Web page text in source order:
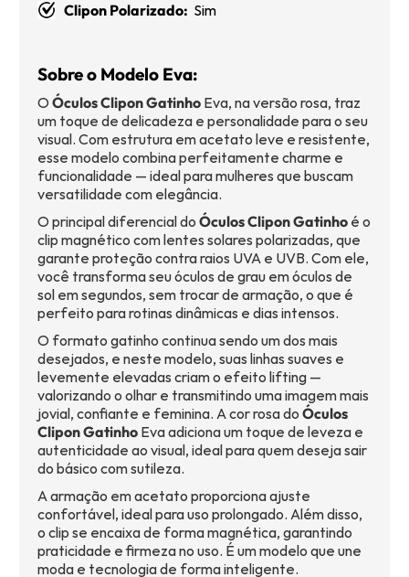
Clipon Polarizado: Sim
Sobre o Modelo Eva:
O Óculos Clipon Gatinho Eva, na versão rosa, traz
um toque de delicadeza e personalidade para o seu
visual. Com estrutura em acetato leve e resistente,
esse modelo combina perfeitamente charme e
funcionalidade — ideal para mulheres que buscam
versatilidade com elegância.
O principal diferencial do Óculos Clipon Gatinho é o
clip magnético com lentes solares polarizadas, que
garante proteção contra raios UVA e UVB. Com ele,
você transforma seu óculos de grau em óculos de
sol em segundos, sem trocar de armação, o que é
perfeito para rotinas dinâmicas e dias intensos.
O formato gatinho continua sendo um dos mais
desejados, e neste modelo, suas linhas suaves e
levemente elevadas criam o efeito lifting —
valorizando o olhar e transmitindo uma imagem mais
jovial, confiante e feminina. A cor rosa do Óculos
Clipon Gatinho Eva adiciona um toque de leveza e
autenticidade ao visual, ideal para quem deseja sair
do básico com sutileza.
A armação em acetato proporciona ajuste
confortável, ideal para uso prolongado. Além disso,
o clip se encaixa de forma magnética, garantindo
praticidade e firmeza no uso. É um modelo que une
moda e tecnologia de forma inteligente.